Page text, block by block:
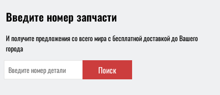
Введите номер запчасти
И получите предложения со всего мира с бесплатной доставкой до Вашего
города
Поиск